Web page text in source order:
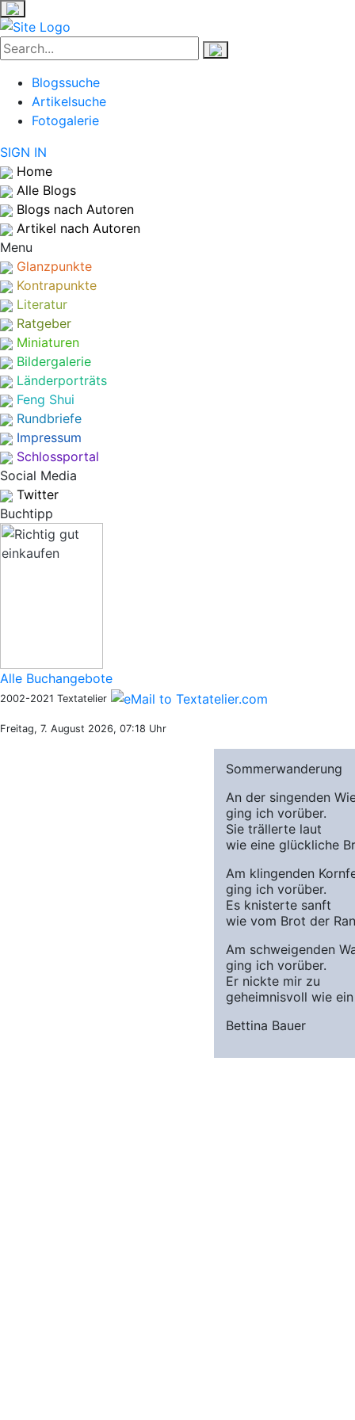
Blogssuche
Artikelsuche
Fotogalerie
SIGN IN
Home
Alle Blogs
Blogs nach Autoren
Artikel nach Autoren
Menu
Glanzpunkte
Kontrapunkte
Literatur
Ratgeber
Miniaturen
Bildergalerie
Länderporträts
Feng Shui
Rundbriefe
Impressum
Schlossportal
Social Media
Twitter
Buchtipp
Alle Buchangebote
2002-2021 Textatelier
Freitag, 7. August 2026, 07:18 Uhr
Sommerwanderung
An der singenden
ging ich vorüber.
Sie trällerte laut
wie eine glückliche
Am klingenden
ging ich vorüber.
Es knisterte sanft
wie vom Brot der
Am schweigenden
ging ich vorüber.
Er nickte mir zu
geheimnisvoll wie ein
Bettina Bauer